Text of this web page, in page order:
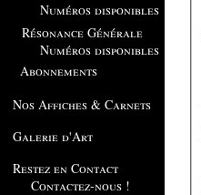
Numéros disponibles
Résonance Générale
Numéros disponibles
Abonnements
Nos Affiches & Carnets
Galerie d'Art
Restez en Contact
Contactez-nous !